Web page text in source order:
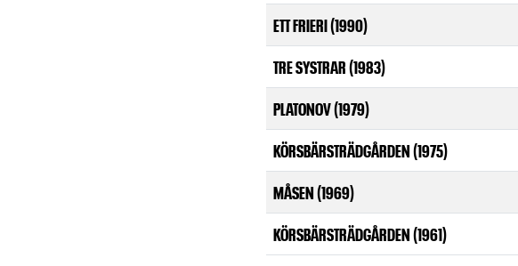
ETT FRIERI (1990)
TRE SYSTRAR (1983)
PLATONOV (1979)
KÖRSBÄRSTRÄDGÅRDEN (1975)
MÅSEN (1969)
KÖRSBÄRSTRÄDGÅRDEN (1961)